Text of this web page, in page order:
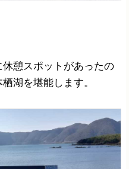
憩スポットがあったの
湖を堪能します。